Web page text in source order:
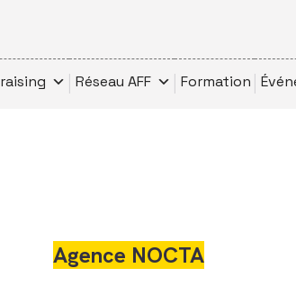
Réseau AFF Formation
Agence NOCTA